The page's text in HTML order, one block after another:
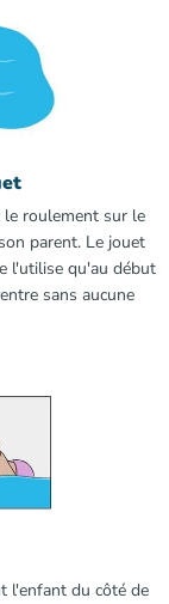
roulement sur le
parent. Le jouet
l'utilise qu'au début
sans aucune
l'enfant du côté de